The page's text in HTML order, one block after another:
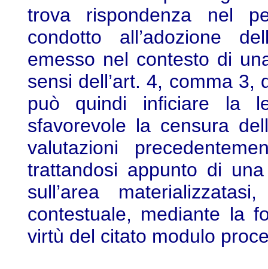
trova rispondenza nel
condotto all’adozione
emesso nel contesto di
sensi dell’art. 4, comma 3,
può quindi inficiare la
sfavorevole la censura
valutazioni
trattandosi appunto di
sull’area
contestuale, mediante la
virtù del citato modulo